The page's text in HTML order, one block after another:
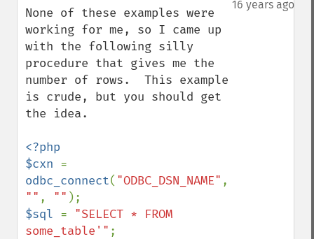
16 years ago
None of these examples were
working for me, so I came up
with the following silly
procedure that gives me the
number of rows.  This example
is crude, but you should get
the idea.
<?php
$cxn
odbc_connect( "ODBC_DSN_NAME"
"" , ""
$sql = "SELECT * FROM
some_table'"